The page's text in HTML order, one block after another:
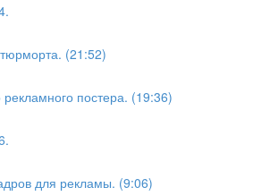
(21:52)
постера. (19:36)
для рекламы. (9:06)